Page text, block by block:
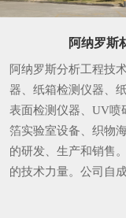
阿纳罗斯
阿纳罗斯分析工程技
器、纸箱检测仪器、
表面检测仪器、UV喷
箔实验室设备、织物
的研发、生产和销售
的技术力量。公司自